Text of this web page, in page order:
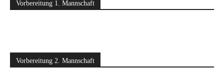
Vorbereitung 1. Mannschaft
Vorbereitung 2. Mannschaft